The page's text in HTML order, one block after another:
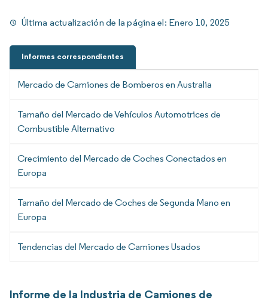
Última actualización de la página el: Enero 10, 2025
Informes correspondientes
Mercado de Camiones de Bomberos en Australia
Tamaño del Mercado de Vehículos Automotrices de
Combustible Alternativo
Crecimiento del Mercado de Coches Conectados en
Europa
Tamaño del Mercado de Coches de Segunda Mano en
Europa
Tendencias del Mercado de Camiones Usados
Informe de la Industria de Camiones de